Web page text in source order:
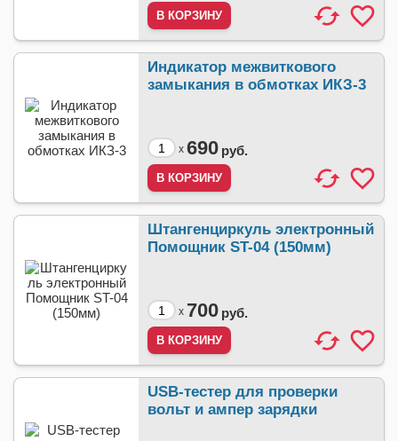
Индикатор межвиткового
замыкания в обмотках ИКЗ-3
x 690 руб.
Штангенциркуль электронный
Помощник ST-04 (150мм)
x 700 руб.
USB-тестер для проверки
вольт и ампер зарядки